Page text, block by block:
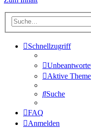
Schnellzugriff
Aktive
Suche
FAQ
Anmelden